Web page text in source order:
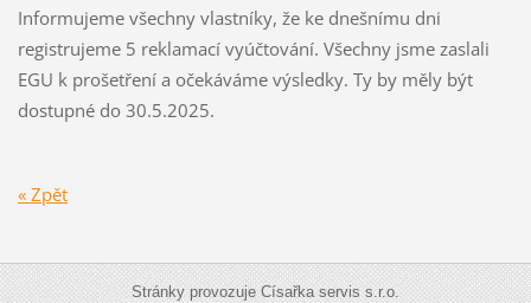
Informujeme všechny vlastníky, že ke dnešnímu dni
registrujeme 5 reklamací vyúčtování. Všechny jsme zaslali
EGU k prošetření a očekáváme výsledky. Ty by měly být
dostupné do 30.5.2025.
« Zpět
Stránky provozuje Císařka servis s.r.o.